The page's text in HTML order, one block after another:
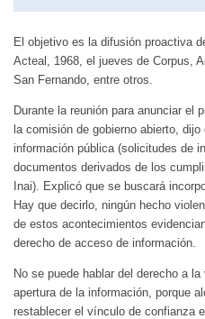
El objetivo es la difusión proactiva
Acteal, 1968, el jueves de Corpus,
San Fernando, entre otros.
Durante la reunión para anunciar el
la comisión de gobierno abierto,
información pública (solicitudes de
documentos derivados de los
Inai). Explicó que se buscará
Hay que decirlo, ningún hecho
de estos acontecimientos
derecho de acceso de información.
No se puede hablar del derecho a
apertura de la información, porque
restablecer el vínculo de confianza